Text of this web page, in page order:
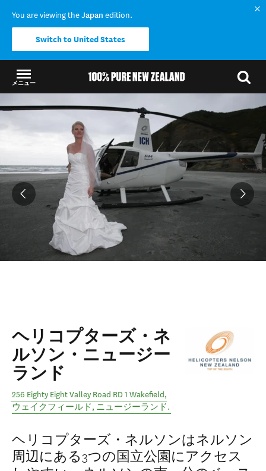
You are viewing theJapan edition.
Switch to United States
メニュー
結果に戻る
ヘリコプターズ・ネ
ルソン・ニュージー
ランド
256 Eighty Eight Valley Road RD 1 Wakefield,
ウェイクフィールド, ニュージーランド.
ヘリコプターズ・ネルソンはネルソン
周辺にある3つの国立公園にアクセス